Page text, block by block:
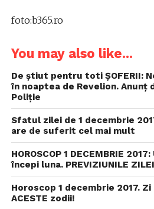
foto:b365.ro
You may also like...
De știut pentru toti ȘOFERII:
în noaptea de Revelion. Anunţ
Poliţie
Sfatul zilei de 1 decembrie
are de suferit cel mai mult
HOROSCOP 1 DECEMBRIE
începi luna. PREVIZIUNILE ZILEI
Horoscop 1 decembrie 2017.
ACESTE zodii!